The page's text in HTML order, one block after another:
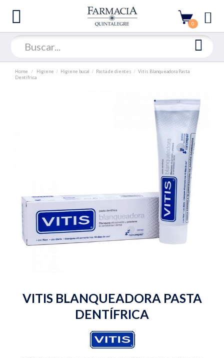
0
Home Higiene Higiene bucal Pasta de dientes
Vitis Blanqueadora Pasta
Dentífrica
VITIS BLANQUEADORA PASTA
DENTÍFRICA